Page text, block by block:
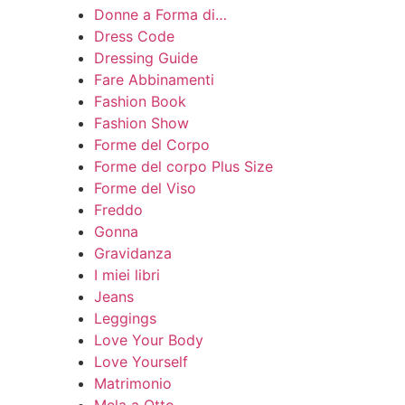
Donne a Forma di…
Dress Code
Dressing Guide
Fare Abbinamenti
Fashion Book
Fashion Show
Forme del Corpo
Forme del corpo Plus Size
Forme del Viso
Freddo
Gonna
Gravidanza
I miei libri
Jeans
Leggings
Love Your Body
Love Yourself
Matrimonio